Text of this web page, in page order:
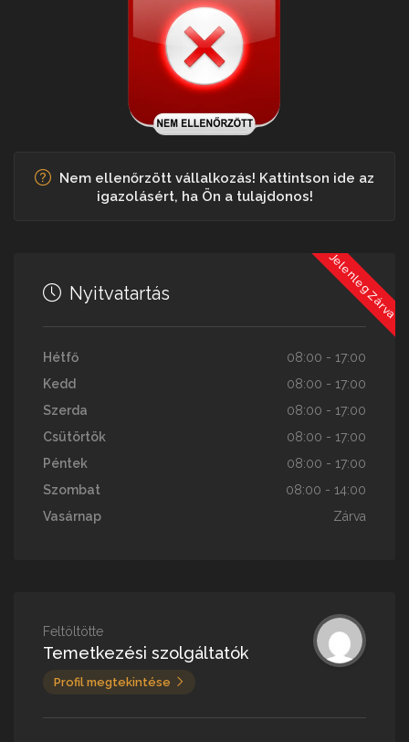
Nem ellenőrzött vállalkozás! Kattintson ide az
igazolásért, ha Ön a tulajdonos!
Jelenleg Zárva
Nyitvatartás
Hétfő
08:00 - 17:00
Kedd
08:00 - 17:00
Szerda
08:00 - 17:00
Csütörtök
08:00 - 17:00
Péntek
08:00 - 17:00
Szombat
08:00 - 14:00
Vasárnap
Zárva
Feltöltötte
Temetkezési szolgáltatók
Profil megtekintése